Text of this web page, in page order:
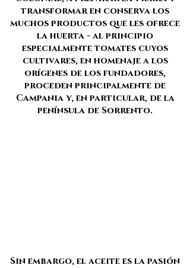
transformar en conserva los
muchos productos que les ofrece
la huerta - al principio
especialmente tomates cuyos
cultivares, en homenaje a los
orígenes de los fundadores,
proceden principalmente de
Campania y, en particular, de la
península de Sorrento.
Sin embargo, el aceite es la pasión